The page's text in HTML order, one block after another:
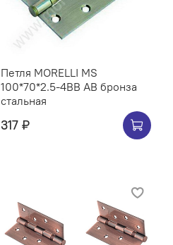
Петля MORELLI MS
100*70*2.5-4BB AB бронза
стальная
317 ₽